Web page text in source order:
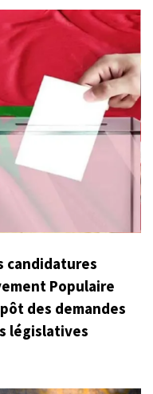
candidatures
Populaire
des demandes
législatives